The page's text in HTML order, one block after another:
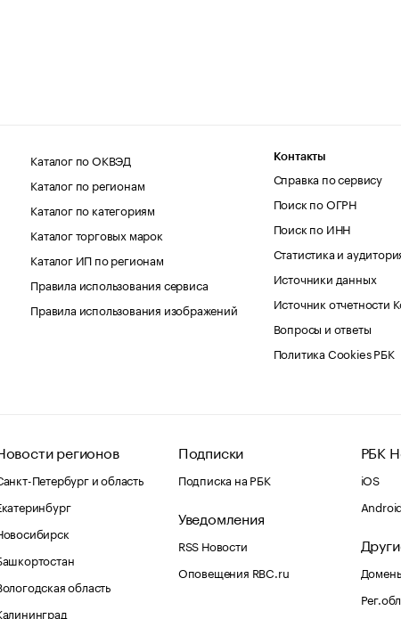
Каталог по ОКВЭД
Каталог по регионам
Каталог по категориям
Каталог торговых марок
Каталог ИП по регионам
Правила использования сервиса
Правила использования изображений
Контакты
Справка по сервису
Поиск по ОГРН
Поиск по ИНН
Статистика и
Источники данных
Источник отчетности
Вопросы и ответы
Политика Cookies РБК
регионов
Петербург и область
область
Подписки
Подписка на РБК
Уведомления
RSS Новости
Оповещения RBC.ru
РБК
iOS